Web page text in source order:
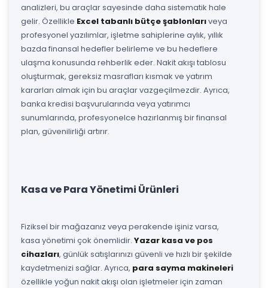
analizleri, bu araçlar sayesinde daha sistematik hale
gelir. Özellikle Excel tabanlı bütçe şablonlarıveya
profesyonel yazılımlar, işletme sahiplerine aylık, yıllık
bazda finansal hedefler belirleme ve bu hedeflere
ulaşma konusunda rehberlik eder. Nakit akışı tablosu
oluşturmak, gereksiz masrafları kısmak ve yatırım
kararları almak için bu araçlar vazgeçilmezdir. Ayrıca,
banka kredisi başvurularında veya yatırımcı
sunumlarında, profesyonelce hazırlanmış bir finansal
plan, güvenilirliği artırır.
Kasa ve Para Yönetimi Ürünleri
Fiziksel bir mağazanız veya perakende işiniz varsa,
kasa yönetimi çok önemlidir. Yazar kasa ve pos
cihazları, günlük satışlarınızı güvenli ve hızlı bir şekilde
kaydetmenizi sağlar. Ayrıca, para sayma makineleri
özellikle yoğun nakit akışı olan işletmeler için zaman